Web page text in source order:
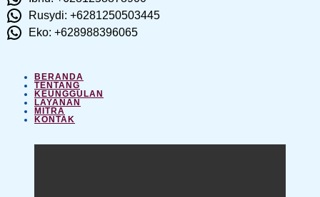
Rusydi: +6281250503445
Eko: +628988396065
BERANDA
TENTANG
KEUNGGULAN
LAYANAN
MITRA
KONTAK